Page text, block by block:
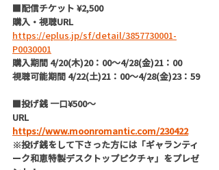
■配信チケット ¥2,500
購入・視聴URL
https://eplus.jp/sf/detail/3857730001-
P0030001
購入期間 4/20(木)20：00～4/28(金)21：00
視聴可能期間 4/22(土)21：00～4/28(金)23：59
■投げ銭 一口¥500〜
URL
https://www.moonromantic.com/230422
※投げ銭をして下さった方には「ギャランティ
ーク和恵特製デスクトップピクチャ」をプレゼ